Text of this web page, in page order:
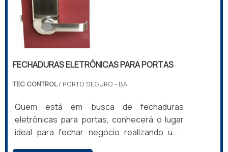
FECHADURAS ELETRÔNICAS PARA PORTAS
TEC CONTROL/ PORTO SEGURO - BA
Quem está em busca de fechaduras
eletrônicas para portas, conhecerá o lugar
ideal para fechar negócio realizando uma